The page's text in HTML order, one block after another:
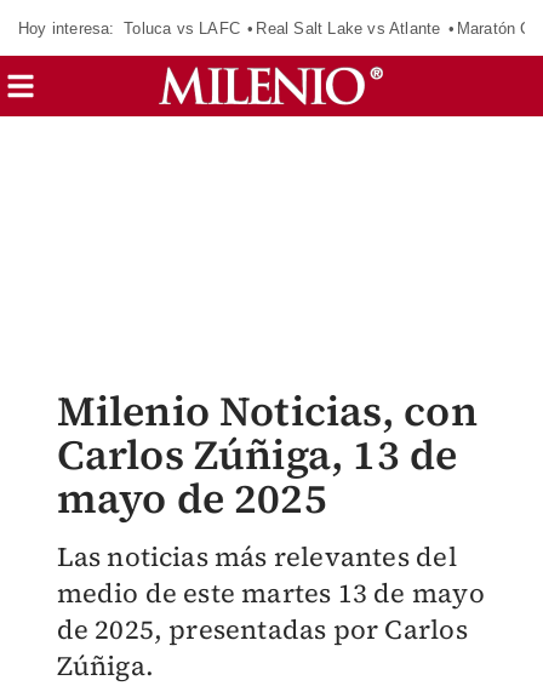
Hoy interesa: Toluca vs LAFC Real Salt Lake vs Atlante Maratón
Milenio Noticias, con
Carlos Zúñiga, 13 de
mayo de 2025
Las noticias más relevantes del
medio de este martes 13 de mayo
de 2025, presentadas por Carlos
Zúñiga.